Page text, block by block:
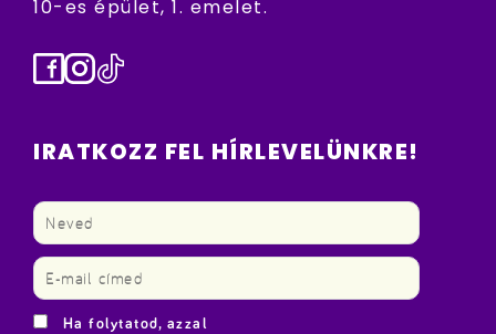
10-es épület, 1. emelet.
Facebook
Instagram
TikTok
IRATKOZZ FEL HÍRLEVELÜNKRE!
Ha folytatod, azzal